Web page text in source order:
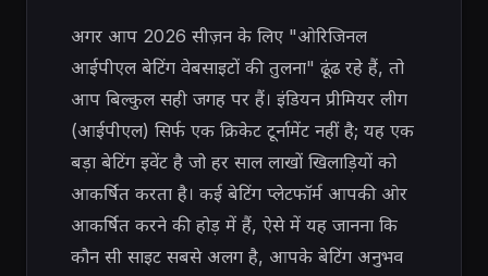
अगर आप 2026 सीज़न के लिए "ओरिजिनल
आईपीएल बेटिंग वेबसाइटों की तुलना" ढूंढ रहे हैं, तो
आप बिल्कुल सही जगह पर हैं। इंडियन प्रीमियर लीग
(आईपीएल) सिर्फ एक क्रिकेट टूर्नामेंट नहीं है; यह एक
बड़ा बेटिंग इवेंट है जो हर साल लाखों खिलाड़ियों को
आकर्षित करता है। कई बेटिंग प्लेटफॉर्म आपकी ओर
आकर्षित करने की होड़ में हैं, ऐसे में यह जानना कि
कौन सी साइट सबसे अलग है, आपके बेटिंग अनुभव